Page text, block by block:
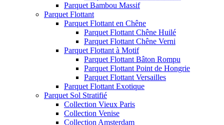
Parquet Bambou Massif
Parquet Flottant
Parquet Flottant en Chêne
Parquet Flottant Chêne Huilé
Parquet Flottant Chêne Verni
Parquet Flottant à Motif
Parquet Flottant Bâton Rompu
Parquet Flottant Point de Hongrie
Parquet Flottant Versailles
Parquet Flottant Exotique
Parquet Sol Stratifié
Collection Vieux Paris
Collection Venise
Collection Amsterdam